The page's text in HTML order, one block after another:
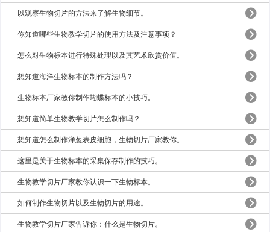
以观察生物切片的方法来了解生物细节。
你知道哪些生物教学切片的使用方法及注意事项？
怎么对生物标本进行特殊处理以及其艺术欣赏价值。
想知道海洋生物标本的制作方法吗？
生物标本厂家教你制作蝴蝶标本的小技巧。
想知道简单生物教学切片怎么制作吗？
想知道怎么制作洋葱表皮细胞，生物切片厂家教你。
这里是关于生物标本的采集保存制作的技巧。
生物教学切片厂家教你认识一下生物标本。
如何制作生物切片以及生物切片的用途。
生物教学切片厂家告诉你：什么是生物切片。